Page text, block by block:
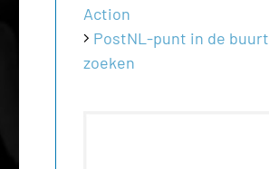
Action
PostNL-punt in de buurt
zoeken